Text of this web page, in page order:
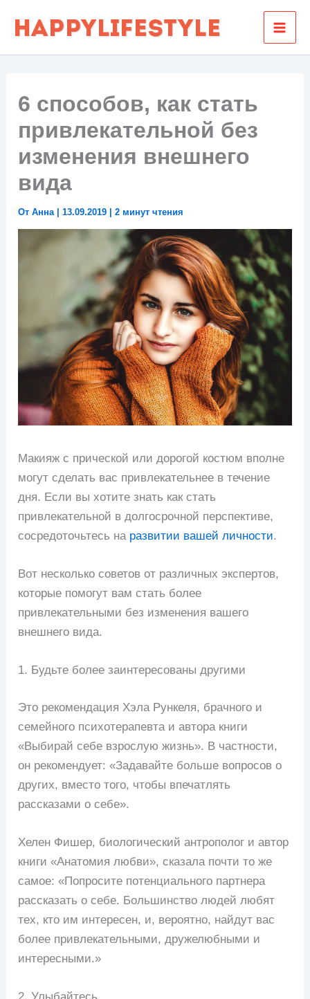
6 способов, как стать
привлекательной без
изменения внешнего
вида
ОтАнна |13.09.2019 |2 минут чтения
Макияж с прической или дорогой костюм вполне
могут сделать вас привлекательнее в течение
дня. Если вы хотите знать как стать
привлекательной в долгосрочной перспективе,
сосредоточьтесь на развитии вашей личности.
Вот несколько советов от различных экспертов,
которые помогут вам стать более
привлекательными без изменения вашего
внешнего вида.
1. Будьте более заинтересованы другими
Это рекомендация Хэла Рункеля, брачного и
семейного психотерапевта и автора книги
«Выбирай себе взрослую жизнь». В частности,
он рекомендует: «Задавайте больше вопросов о
других, вместо того, чтобы впечатлять
рассказами о себе».
Хелен Фишер, биологический антрополог и автор
книги «Анатомия любви», сказала почти то же
самое: «Попросите потенциального партнера
рассказать о себе. Большинство людей любят
тех, кто им интересен, и, вероятно, найдут вас
более привлекательными, дружелюбными и
интересными.»